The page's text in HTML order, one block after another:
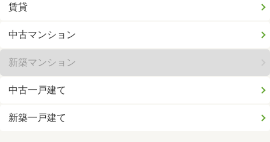
賃貸
中古マンション
新築マンション
中古一戸建て
新築一戸建て